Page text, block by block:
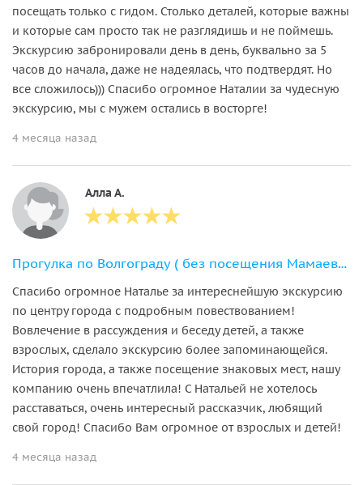
посещать только с гидом. Столько деталей, которые важны
и которые сам просто так не разглядишь и не поймешь.
Экскурсию забронировали день в день, буквально за 5
часов до начала, даже не надеялась, что подтвердят. Но
все сложилось))) Спасибо огромное Наталии за чудесную
экскурсию, мы с мужем остались в восторге!
4 месяца назад
Алла А.
Прогулка по Волгограду ( без посещения Мамаева кургана)
Спасибо огромное Наталье за интереснейшую экскурсию
по центру города с подробным повествованием!
Вовлечение в рассуждения и беседу детей, а также
взрослых, сделало экскурсию более запоминающейся.
История города, а также посещение знаковых мест, нашу
компанию очень впечатлила! С Натальей не хотелось
расставаться, очень интересный рассказчик, любящий
свой город! Спасибо Вам огромное от взрослых и детей!
4 месяца назад